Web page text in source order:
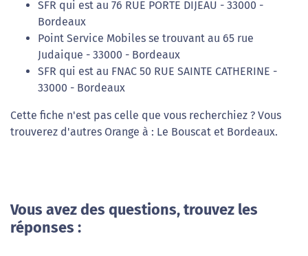
SFR qui est au 76 RUE PORTE DIJEAU - 33000 -
Bordeaux
Point Service Mobiles se trouvant au 65 rue
Judaique - 33000 - Bordeaux
SFR qui est au FNAC 50 RUE SAINTE CATHERINE -
33000 - Bordeaux
Cette fiche n'est pas celle que vous recherchiez ? Vous
trouverez d'autres Orange à : Le Bouscat et Bordeaux.
Vous avez des questions, trouvez les
réponses :